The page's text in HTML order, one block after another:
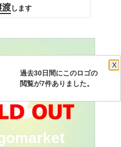
します
過去30日間にこのロゴの
X
閲覧が7件ありました。